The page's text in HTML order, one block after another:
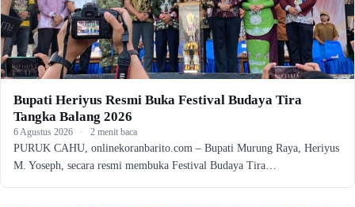
Bupati Heriyus Resmi Buka Festival Budaya Tira
Tangka Balang 2026
6 Agustus 2026 · 2 menit baca
PURUK CAHU, onlinekoranbarito.com – Bupati Murung Raya, Heriyus
M. Yoseph, secara resmi membuka Festival Budaya Tira…